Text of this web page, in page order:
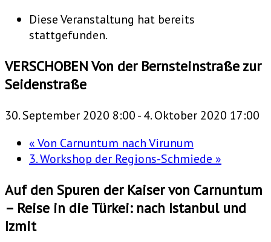
Diese Veranstaltung hat bereits
stattgefunden.
VERSCHOBEN Von der Bernsteinstraße zur
Seidenstraße
30. September 2020 8:00-4. Oktober 2020 17:00
«Von Carnuntum nach Virunum
3. Workshop der Regions-Schmiede »
Auf den Spuren der Kaiser von Carnuntum
– Reise in die Türkei: nach Istanbul und
Izmit